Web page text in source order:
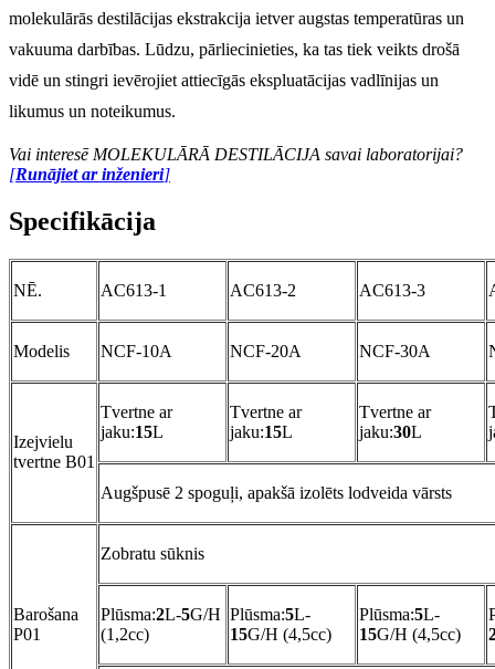
molekulārās destilācijas ekstrakcija ietver augstas temperatūras un
vakuuma darbības. Lūdzu, pārliecinieties, ka tas tiek veikts drošā
vidē un stingri ievērojiet attiecīgās ekspluatācijas vadlīnijas un
likumus un noteikumus.
Vai interesē MOLEKULĀRĀ DESTILĀCIJA savai laboratorijai?
[Runājiet ar inženieri]
Specifikācija
NĒ. AC613-1 AC613-2 AC613-3
Modelis NCF-10A NCF-20A NCF-30A
Izejvielu
tvertne B01
Tvertne ar
jaku:15L
Tvertne ar
jaku:15L
Tvertne ar
jaku:30L
Augšpusē 2 spoguļi, apakšā izolēts lodveida vārsts
Barošana
P01
Zobratu sūknis
Plūsma:2L-5G/H
(1,2cc)
Plūsma:5L-
15G/H (4,5cc)
Plūsma:5L-
15G/H (4,5cc)